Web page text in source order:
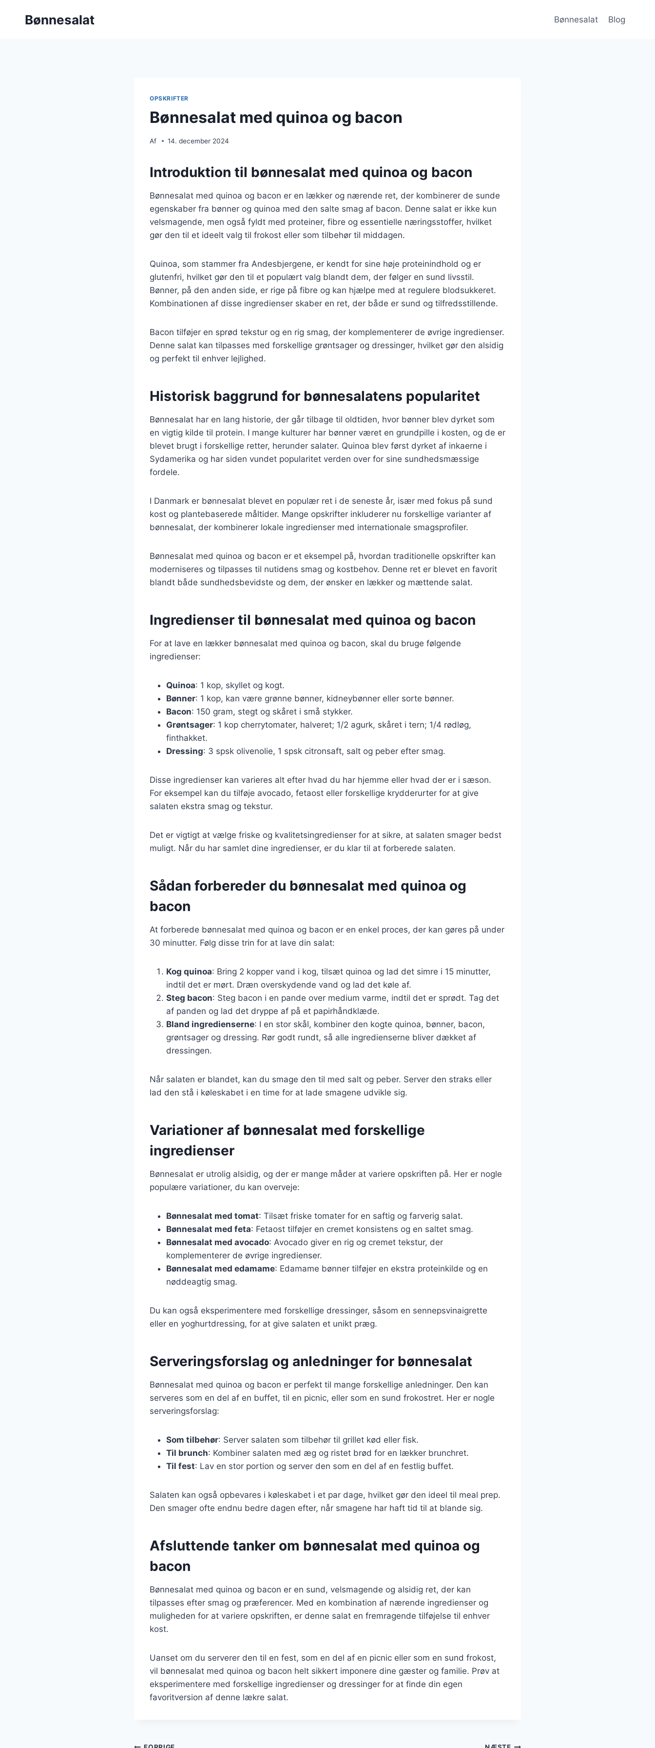
Bønnesalat Bønnesalat Blog
OPSKRIFTER
Bønnesalat med quinoa og bacon
Af 14. december 2024
Introduktion til bønnesalat med quinoa og bacon
Bønnesalat med quinoa og bacon er en lækker og nærende ret, der kombinerer de sunde
egenskaber fra bønner og quinoa med den salte smag af bacon. Denne salat er ikke kun
velsmagende, men også fyldt med proteiner, fibre og essentielle næringsstoffer, hvilket
gør den til et ideelt valg til frokost eller som tilbehør til middagen.
Quinoa, som stammer fra Andesbjergene, er kendt for sine høje proteinindhold og er
glutenfri, hvilket gør den til et populært valg blandt dem, der følger en sund livsstil.
Bønner, på den anden side, er rige på fibre og kan hjælpe med at regulere blodsukkeret.
Kombinationen af disse ingredienser skaber en ret, der både er sund og tilfredsstillende.
Bacon tilføjer en sprød tekstur og en rig smag, der komplementerer de øvrige ingredienser.
Denne salat kan tilpasses med forskellige grøntsager og dressinger, hvilket gør den alsidig
og perfekt til enhver lejlighed.
Historisk baggrund for bønnesalatens popularitet
Bønnesalat har en lang historie, der går tilbage til oldtiden, hvor bønner blev dyrket som
en vigtig kilde til protein. I mange kulturer har bønner været en grundpille i kosten, og de er
blevet brugt i forskellige retter, herunder salater. Quinoa blev først dyrket af inkaerne i
Sydamerika og har siden vundet popularitet verden over for sine sundhedsmæssige
fordele.
I Danmark er bønnesalat blevet en populær ret i de seneste år, især med fokus på sund
kost og plantebaserede måltider. Mange opskrifter inkluderer nu forskellige varianter af
bønnesalat, der kombinerer lokale ingredienser med internationale smagsprofiler.
Bønnesalat med quinoa og bacon er et eksempel på, hvordan traditionelle opskrifter kan
moderniseres og tilpasses til nutidens smag og kostbehov. Denne ret er blevet en favorit
blandt både sundhedsbevidste og dem, der ønsker en lækker og mættende salat.
Ingredienser til bønnesalat med quinoa og bacon
For at lave en lækker bønnesalat med quinoa og bacon, skal du bruge følgende
ingredienser:
Quinoa: 1 kop, skyllet og kogt.
Bønner: 1 kop, kan være grønne bønner, kidneybønner eller sorte bønner.
Bacon: 150 gram, stegt og skåret i små stykker.
Grøntsager: 1 kop cherrytomater, halveret; 1/2 agurk, skåret i tern; 1/4 rødløg,
finthakket.
Dressing: 3 spsk olivenolie, 1 spsk citronsaft, salt og peber efter smag.
Disse ingredienser kan varieres alt efter hvad du har hjemme eller hvad der er i sæson.
For eksempel kan du tilføje avocado, fetaost eller forskellige krydderurter for at give
salaten ekstra smag og tekstur.
Det er vigtigt at vælge friske og kvalitetsingredienser for at sikre, at salaten smager bedst
muligt. Når du har samlet dine ingredienser, er du klar til at forberede salaten.
Sådan forbereder du bønnesalat med quinoa og
bacon
At forberede bønnesalat med quinoa og bacon er en enkel proces, der kan gøres på under
30 minutter. Følg disse trin for at lave din salat:
Kog quinoa: Bring 2 kopper vand i kog, tilsæt quinoa og lad det simre i 15 minutter,
indtil det er mørt. Dræn overskydende vand og lad det køle af.
Steg bacon: Steg bacon i en pande over medium varme, indtil det er sprødt. Tag det
af panden og lad det dryppe af på et papirhåndklæde.
Bland ingredienserne: I en stor skål, kombiner den kogte quinoa, bønner, bacon,
grøntsager og dressing. Rør godt rundt, så alle ingredienserne bliver dækket af
dressingen.
Når salaten er blandet, kan du smage den til med salt og peber. Server den straks eller
lad den stå i køleskabet i en time for at lade smagene udvikle sig.
Variationer af bønnesalat med forskellige
ingredienser
Bønnesalat er utrolig alsidig, og der er mange måder at variere opskriften på. Her er nogle
populære variationer, du kan overveje:
Bønnesalat med tomat: Tilsæt friske tomater for en saftig og farverig salat.
Bønnesalat med feta: Fetaost tilføjer en cremet konsistens og en saltet smag.
Bønnesalat med avocado: Avocado giver en rig og cremet tekstur, der
komplementerer de øvrige ingredienser.
Bønnesalat med edamame: Edamame bønner tilføjer en ekstra proteinkilde og en
nøddeagtig smag.
Du kan også eksperimentere med forskellige dressinger, såsom en sennepsvinaigrette
eller en yoghurtdressing, for at give salaten et unikt præg.
Serveringsforslag og anledninger for bønnesalat
Bønnesalat med quinoa og bacon er perfekt til mange forskellige anledninger. Den kan
serveres som en del af en buffet, til en picnic, eller som en sund frokostret. Her er nogle
serveringsforslag:
Som tilbehør: Server salaten som tilbehør til grillet kød eller fisk.
Til brunch: Kombiner salaten med æg og ristet brød for en lækker brunchret.
Til fest: Lav en stor portion og server den som en del af en festlig buffet.
Salaten kan også opbevares i køleskabet i et par dage, hvilket gør den ideel til meal prep.
Den smager ofte endnu bedre dagen efter, når smagene har haft tid til at blande sig.
Afsluttende tanker om bønnesalat med quinoa og
bacon
Bønnesalat med quinoa og bacon er en sund, velsmagende og alsidig ret, der kan
tilpasses efter smag og præferencer. Med en kombination af nærende ingredienser og
muligheden for at variere opskriften, er denne salat en fremragende tilføjelse til enhver
kost.
Uanset om du serverer den til en fest, som en del af en picnic eller som en sund frokost,
vil bønnesalat med quinoa og bacon helt sikkert imponere dine gæster og familie. Prøv at
eksperimentere med forskellige ingredienser og dressinger for at finde din egen
favoritversion af denne lækre salat.